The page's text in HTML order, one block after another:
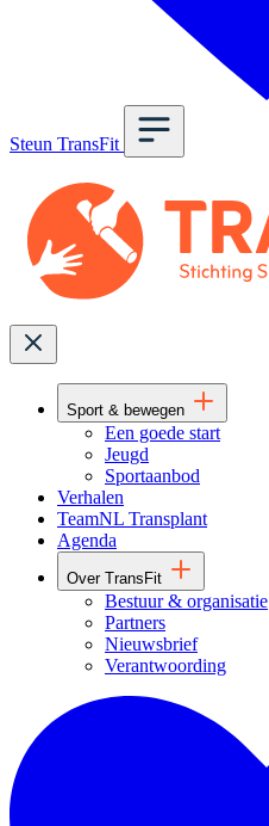
Steun TransFit
Sport & bewegen
Een goede start
Jeugd
Sportaanbod
Verhalen
TeamNL Transplant
Agenda
Over TransFit
Bestuur & organisatie
Partners
Nieuwsbrief
Verantwoording